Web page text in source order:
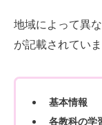
地域によって異
が記載されていま
基本情報
各教科の学